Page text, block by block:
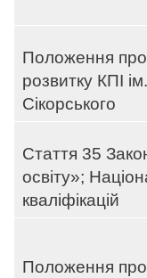
Положення про
розвитку КПІ
Сікорського
Стаття 35
освіту»;
кваліфікацій
Положення про